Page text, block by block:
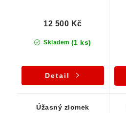
Skladem (1 ks)
12 500 Kč
Detail
Úžasný zlomek